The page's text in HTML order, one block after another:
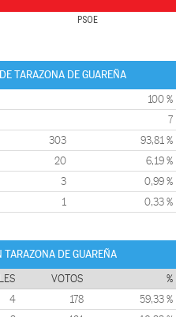
PSOE
TARAZONA DE GUAREÑA
100 %
7
303 93,81 %
20 6,19 %
3 0,99 %
1 0,33 %
DE GUAREÑA
VOTOS %
4 178 59,33 %